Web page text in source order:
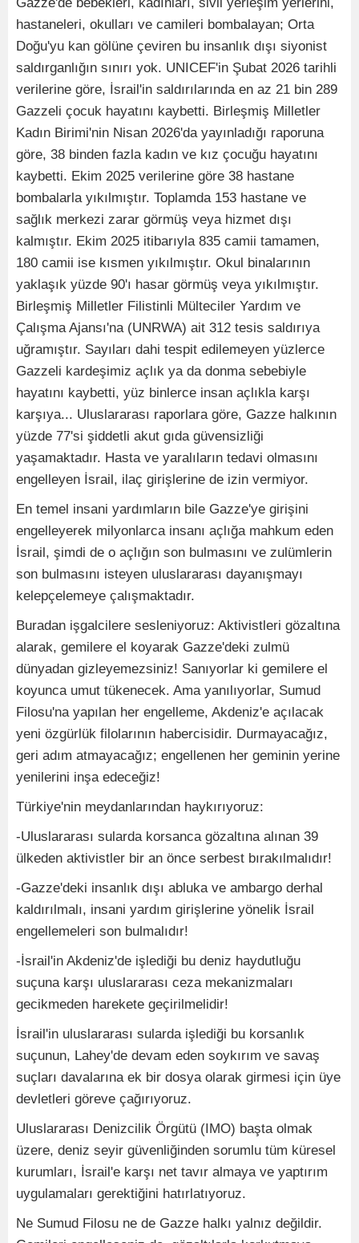
hastaneleri, okulları ve camileri bombalayan; Orta
Doğu'yu kan gölüne çeviren bu insanlık dışı siyonist
saldırganlığın sınırı yok. UNICEF'in Şubat 2026 tarihli
verilerine göre, İsrail'in saldırılarında en az 21 bin 289
Gazzeli çocuk hayatını kaybetti. Birleşmiş Milletler
Kadın Birimi'nin Nisan 2026'da yayınladığı raporuna
göre, 38 binden fazla kadın ve kız çocuğu hayatını
kaybetti. Ekim 2025 verilerine göre 38 hastane
bombalarla yıkılmıştır. Toplamda 153 hastane ve
sağlık merkezi zarar görmüş veya hizmet dışı
kalmıştır. Ekim 2025 itibarıyla 835 camii tamamen,
180 camii ise kısmen yıkılmıştır. Okul binalarının
yaklaşık yüzde 90'ı hasar görmüş veya yıkılmıştır.
Birleşmiş Milletler Filistinli Mülteciler Yardım ve
Çalışma Ajansı'na (UNRWA) ait 312 tesis saldırıya
uğramıştır. Sayıları dahi tespit edilemeyen yüzlerce
Gazzeli kardeşimiz açlık ya da donma sebebiyle
hayatını kaybetti, yüz binlerce insan açlıkla karşı
karşıya... Uluslararası raporlara göre, Gazze halkının
yüzde 77'si şiddetli akut gıda güvensizliği
yaşamaktadır. Hasta ve yaralıların tedavi olmasını
engelleyen İsrail, ilaç girişlerine de izin vermiyor.
En temel insani yardımların bile Gazze'ye girişini
engelleyerek milyonlarca insanı açlığa mahkum eden
İsrail, şimdi de o açlığın son bulmasını ve zulümlerin
son bulmasını isteyen uluslararası dayanışmayı
kelepçelemeye çalışmaktadır.
Buradan işgalcilere sesleniyoruz: Aktivistleri gözaltına
alarak, gemilere el koyarak Gazze'deki zulmü
dünyadan gizleyemezsiniz! Sanıyorlar ki gemilere el
koyunca umut tükenecek. Ama yanılıyorlar, Sumud
Filosu'na yapılan her engelleme, Akdeniz'e açılacak
yeni özgürlük filolarının habercisidir. Durmayacağız,
geri adım atmayacağız; engellenen her geminin yerine
yenilerini inşa edeceğiz!
Türkiye'nin meydanlarından haykırıyoruz:
-Uluslararası sularda korsanca gözaltına alınan 39
ülkeden aktivistler bir an önce serbest bırakılmalıdır!
-Gazze'deki insanlık dışı abluka ve ambargo derhal
kaldırılmalı, insani yardım girişlerine yönelik İsrail
engellemeleri son bulmalıdır!
-İsrail'in Akdeniz'de işlediği bu deniz haydutluğu
suçuna karşı uluslararası ceza mekanizmaları
gecikmeden harekete geçirilmelidir!
İsrail'in uluslararası sularda işlediği bu korsanlık
suçunun, Lahey'de devam eden soykırım ve savaş
suçları davalarına ek bir dosya olarak girmesi için üye
devletleri göreve çağırıyoruz.
Uluslararası Denizcilik Örgütü (IMO) başta olmak
üzere, deniz seyir güvenliğinden sorumlu tüm küresel
kurumları, İsrail'e karşı net tavır almaya ve yaptırım
uygulamaları gerektiğini hatırlatıyoruz.
Ne Sumud Filosu ne de Gazze halkı yalnız değildir.